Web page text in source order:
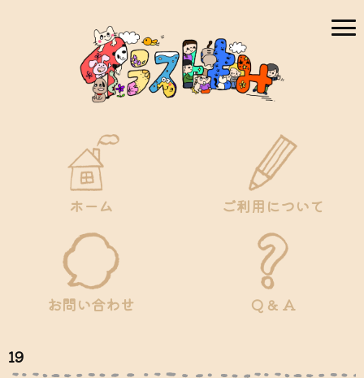
ホーム ご利用について
お問い合わせ Q & A
19